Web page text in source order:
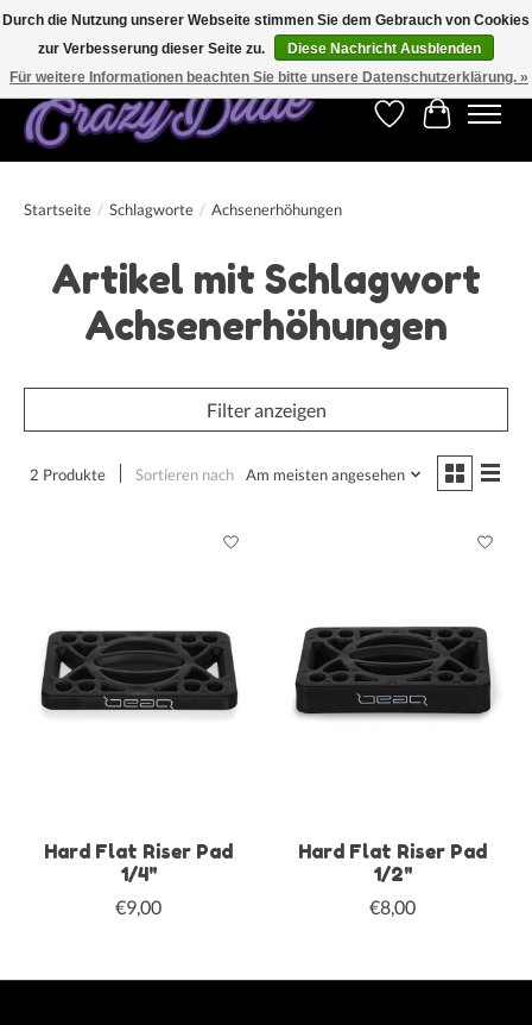
Kostenfreier Versand für Bestellungen ab 250 €. Weltweite Lieferung!
Wunschzettel
Ihr
Startseite / Schlagworte / Achsenerhöhungen
Artikel mit Schlagwort
Achsenerhöhungen
Filter anzeigen
2 Produkte Sortieren nach Am meisten angesehen
Hard Flat Riser Pad
1/4"
€9,00
Hard Flat Riser Pad
1/2"
€8,00
Durch die Nutzung unserer Webseite stimmen Sie dem Gebrauch von Cookies
zur Verbesserung dieser Seite zu.
Diese Nachricht Ausblenden
Für weitere Informationen beachten Sie bitte unsere Datenschutzerklärung. »